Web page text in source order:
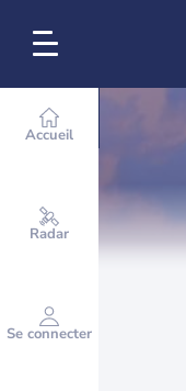
Accueil
Radar
Se connecter